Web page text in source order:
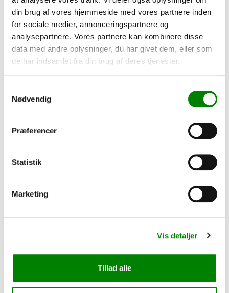
din brug af vores hjemmeside med vores partnere inden
for sociale medier, annonceringspartnere og
analysepartnere. Vores partnere kan kombinere disse
data med andre oplysninger, du har givet dem, eller som
de har indsamlet fra din brug af deres tjenester.
Nødvendig
Præferencer
Statistik
Marketing
Vis detaljer
Tillad alle
999,00 kr.